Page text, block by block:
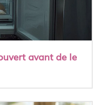
avant de le